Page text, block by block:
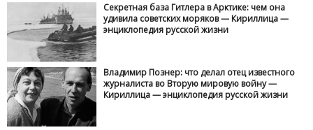
Секретная база Гитлера в Арктике: чем она
удивила советских моряков — Кириллица —
энциклопедия русской жизни
Владимир Познер: что делал отец известного
журналиста во Вторую мировую войну —
Кириллица — энциклопедия русской жизни